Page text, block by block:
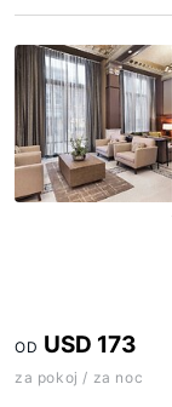
OD USD 173
za pokoj / za noc